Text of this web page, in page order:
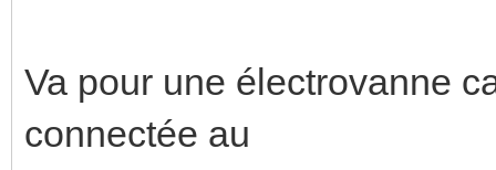
Va pour une électrovanne
connectée au